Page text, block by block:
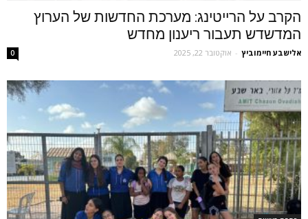
הקרב על הרייטינג: מערכת החדשות של הערוץ
המדשדש תעבור ריענון מחדש
‫אלישבע חיימוביץ - אוקטובר 22, 2025 0